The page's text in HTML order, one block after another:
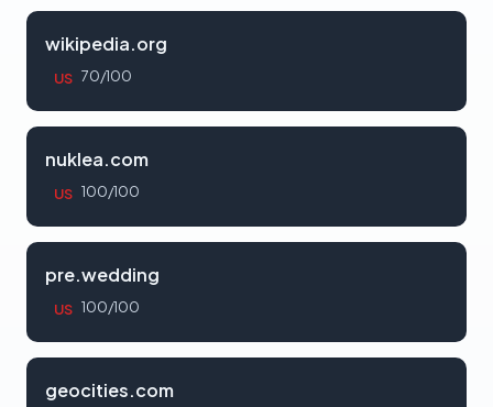
wikipedia.org
US 70/100
nuklea.com
US 100/100
pre.wedding
US 100/100
geocities.com